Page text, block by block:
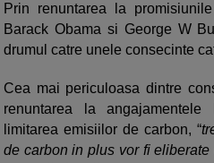
Prin renuntarea la
Barack Obama si George W
drumul catre unele consecinte
Cea mai periculoasa dintre
renuntarea la
limitarea emisiilor de carbon, “
de carbon in plus vor fi eliberate